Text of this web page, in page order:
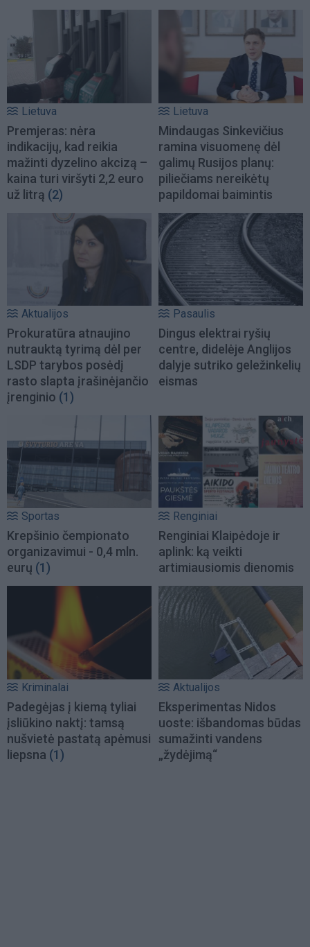
Lietuva
Premjeras: nėra
indikacijų, kad reikia
mažinti dyzelino akcizą –
kaina turi viršyti 2,2 euro
už litrą (2)
Lietuva
Mindaugas Sinkevičius
ramina visuomenę dėl
galimų Rusijos planų:
piliečiams nereikėtų
papildomai baimintis
Aktualijos
Prokuratūra atnaujino
nutrauktą tyrimą dėl per
LSDP tarybos posėdį
rasto slapta įrašinėjančio
įrenginio (1)
Pasaulis
Dingus elektrai ryšių
centre, didelėje Anglijos
dalyje sutriko geležinkelių
eismas
Sportas
Krepšinio čempionato
organizavimui - 0,4 mln.
eurų (1)
Renginiai
Renginiai Klaipėdoje ir
aplink: ką veikti
artimiausiomis dienomis
Kriminalai
Padegėjas į kiemą tyliai
įsliūkino naktį: tamsą
nušvietė pastatą apėmusi
liepsna (1)
Aktualijos
Eksperimentas Nidos
uoste: išbandomas būdas
sumažinti vandens
„žydėjimą“